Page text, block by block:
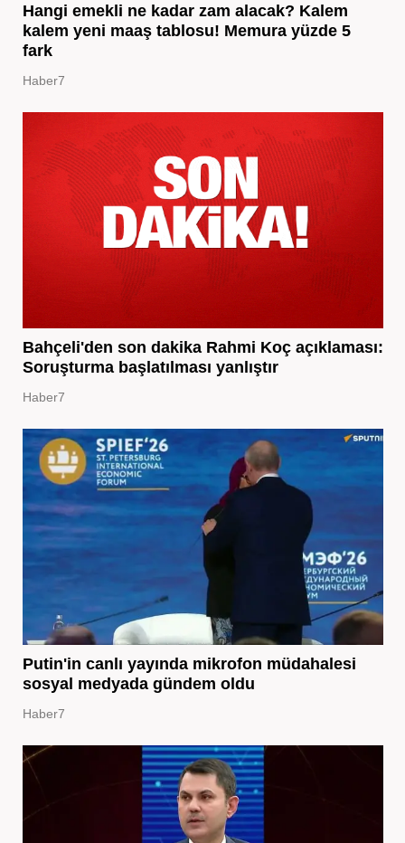
Hangi emekli ne kadar zam alacak? Kalem
kalem yeni maaş tablosu! Memura yüzde 5
fark
Haber7
Bahçeli'den son dakika Rahmi Koç açıklaması:
Soruşturma başlatılması yanlıştır
Haber7
Putin'in canlı yayında mikrofon müdahalesi
sosyal medyada gündem oldu
Haber7